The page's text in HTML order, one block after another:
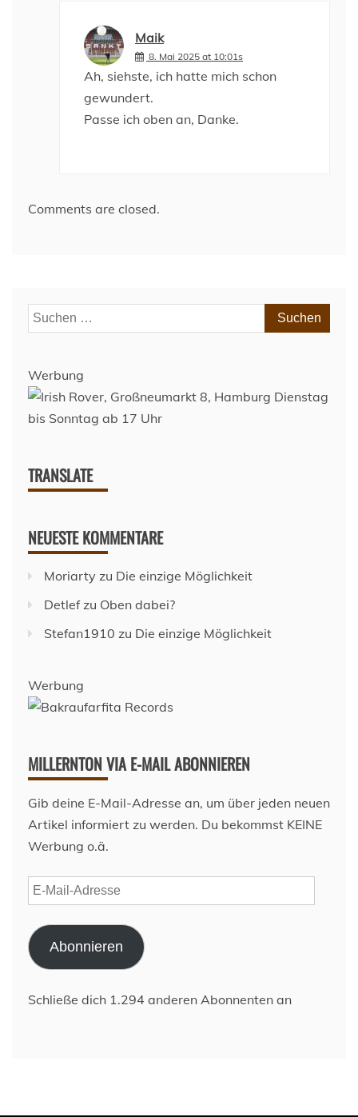
Maik
8. Mai 2025 at 10:01s
Ah, siehste, ich hatte mich schon
gewundert.
Passe ich oben an, Danke.
Comments are closed.
Suchen
nach:
Werbung
TRANSLATE
NEUESTE KOMMENTARE
Moriarty zu Die einzige Möglichkeit
Detlefzu Oben dabei?
Stefan1910 zu Die einzige Möglichkeit
Werbung
MILLERNTON VIA E-MAIL ABONNIEREN
Gib deine E-Mail-Adresse an, um über jeden neuen
Artikel informiert zu werden. Du bekommst KEINE
Werbung o.ä.
E-
Mail-
Adresse
Abonnieren
Schließe dich 1.294 anderen Abonnenten an